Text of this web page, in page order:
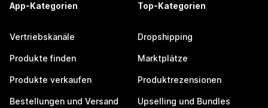
App-Kategorien
Vertriebskanäle
Produkte finden
Produkte verkaufen
Bestellungen und Versand
Top-Kategorien
Dropshipping
Marktplätze
Produktrezensionen
Upselling und Bundles